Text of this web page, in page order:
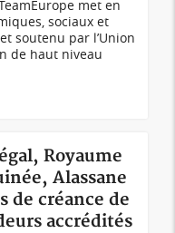
met en
sociaux et
soutenu par l’Union
de haut niveau
Royaume
Alassane
de créance de
accrédités